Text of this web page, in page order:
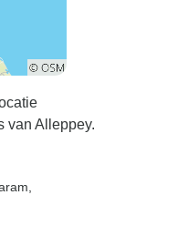
van Alleppey.